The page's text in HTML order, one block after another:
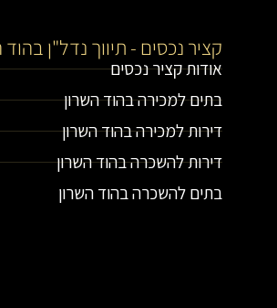
קציר נכסים - תיווך נדל"ן בהוד
אודות קציר נכסים
בתים למכירה בהוד השרון
דירות למכירה בהוד השרון
דירות להשכרה בהוד השרון
בתים להשכרה בהוד השרון